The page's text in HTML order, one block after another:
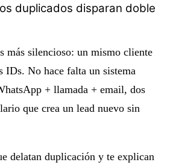
duplicados disparan doble
más silencioso: un mismo cliente
IDs. No hace falta un sistema
+ llamada + email, dos
que crea un lead nuevo sin
delatan duplicación y te explican